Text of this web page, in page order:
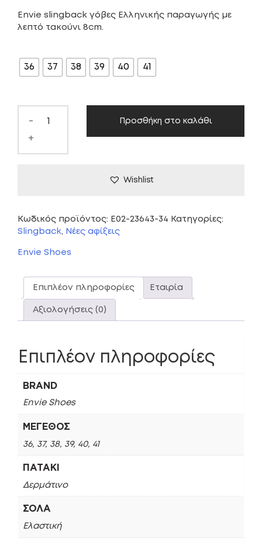
Envie slingback γόβες Ελληνικής παραγωγής με
λεπτό τακούνι 8cm.
36 37 38 39 40 41
-
+
Προσθήκη στο καλάθι
Wishlist
Κωδικός προϊόντος: E02-23643-34 Κατηγορίες:
Slingback, Νέες αφίξεις
Envie Shoes
Επιπλέον πληροφορίες Εταιρία
Αξιολογήσεις (0)
Επιπλέον πληροφορίες
BRAND
Envie Shoes
ΜΈΓΕΘΟΣ
36, 37, 38, 39, 40, 41
ΠΑΤΆΚΙ
Δερμάτινο
ΣΌΛΑ
Ελαστική